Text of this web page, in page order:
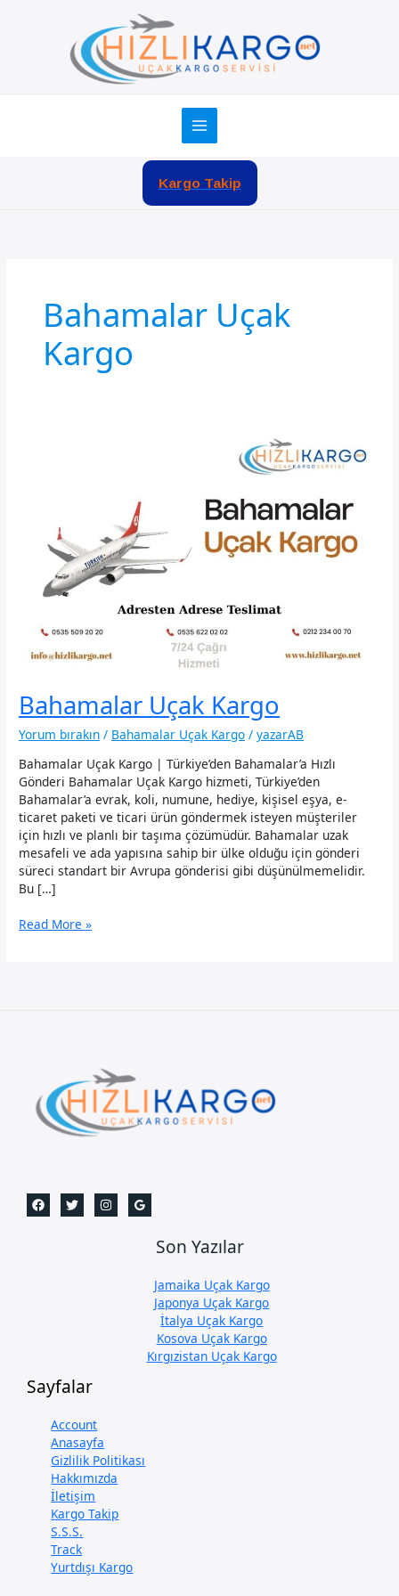
Kargo Takip
Bahamalar Uçak
Kargo
Bahamalar Uçak Kargo
Yorum bırakın / Bahamalar Uçak Kargo /yazarAB
Bahamalar Uçak Kargo | Türkiye’den Bahamalar’a Hızlı
Gönderi Bahamalar Uçak Kargo hizmeti, Türkiye’den
Bahamalar’a evrak, koli, numune, hediye, kişisel eşya, e-
ticaret paketi ve ticari ürün göndermek isteyen müşteriler
için hızlı ve planlı bir taşıma çözümüdür. Bahamalar uzak
mesafeli ve ada yapısına sahip bir ülke olduğu için gönderi
süreci standart bir Avrupa gönderisi gibi düşünülmemelidir.
Bu […]
Bahamalar
Read More »
Son Yazılar
Jamaika Uçak Kargo
Japonya Uçak Kargo
İtalya Uçak Kargo
Kosova Uçak Kargo
Kırgızistan Uçak Kargo
Sayfalar
Account
Anasayfa
Gizlilik Politikası
Hakkımızda
İletişim
Kargo Takip
S.S.S.
Track
Yurtdışı Kargo